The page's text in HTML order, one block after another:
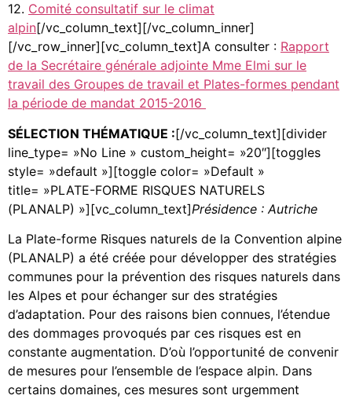
12. Comité consultatif sur le climat
alpin[/vc_column_text][/vc_column_inner]
[/vc_row_inner][vc_column_text]A consulter : Rapport
de la Secrétaire générale adjointe Mme Elmi sur le
travail des Groupes de travail et Plates-formes pendant
la période de mandat 2015-2016
SÉLECTION THÉMATIQUE :[/vc_column_text][divider
line_type= »No Line » custom_height= »20″][toggles
style= »default »][toggle color= »Default »
title= »PLATE-FORME RISQUES NATURELS
(PLANALP) »][vc_column_text]Présidence : Autriche
La Plate-forme Risques naturels de la Convention alpine
(PLANALP) a été créée pour développer des stratégies
communes pour la prévention des risques naturels dans
les Alpes et pour échanger sur des stratégies
d’adaptation. Pour des raisons bien connues, l’étendue
des dommages provoqués par ces risques est en
constante augmentation. D’où l’opportunité de convenir
de mesures pour l’ensemble de l’espace alpin. Dans
certains domaines, ces mesures sont urgemment